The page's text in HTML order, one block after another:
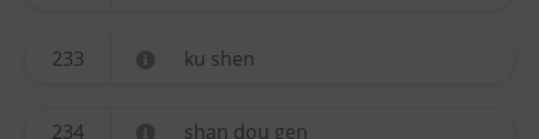
233 ku shen
234 shan dou gen